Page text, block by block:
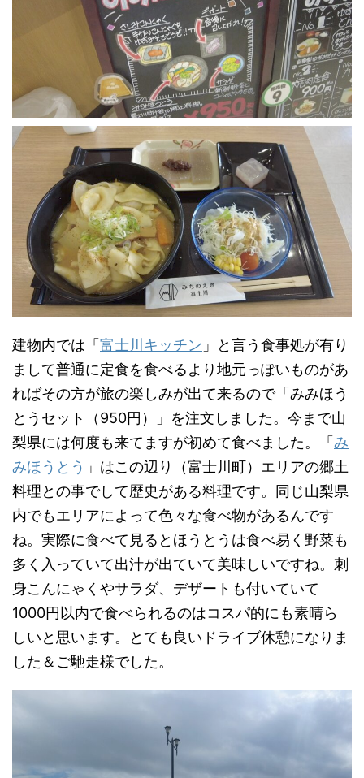
建物内では「 富士川キッチン 」と言う食事処が有り
まして普通に定食を食べるより地元っぽいものがあ
ればその方が旅の楽しみが出て来るので「みみほう
とうセット（950円）」を注文しました。今まで山
梨県には何度も来てますが初めて食べました。「 み
みほうとう 」はこの辺り（富士川町）エリアの郷土
料理との事でして歴史がある料理です。同じ山梨県
内でもエリアによって色々な食べ物があるんです
ね。実際に食べて見るとほうとうは食べ易く野菜も
多く入っていて出汁が出ていて美味しいですね。刺
身こんにゃくやサラダ、デザートも付いていて
1000円以内で食べられるのはコスパ的にも素晴ら
しいと思います。とても良いドライブ休憩になりま
した＆ご馳走様でした。